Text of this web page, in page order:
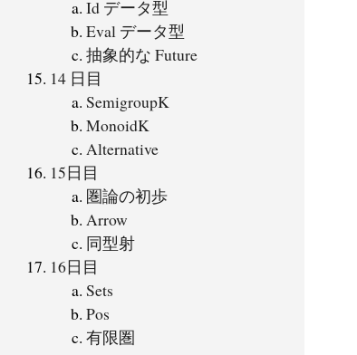
Id データ型
Eval データ型
抽象的な Future
14 日目
SemigroupK
MonoidK
Alternative
15日目
圏論の初歩
Arrow
同型射
16日目
Sets
Pos
有限圏